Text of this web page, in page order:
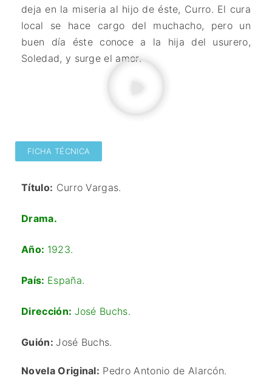
deja en la miseria al hijo de éste, Curro. El cura
local se hace cargo del muchacho, pero un
buen día éste conoce a la hija del usurero,
Soledad, y surge el amor.
FICHA TÉCNICA
Título: Curro Vargas.
Drama.
Año: 1923.
País: España.
Dirección: José Buchs.
Guión: José Buchs.
Novela Original: Pedro Antonio de Alarcón.